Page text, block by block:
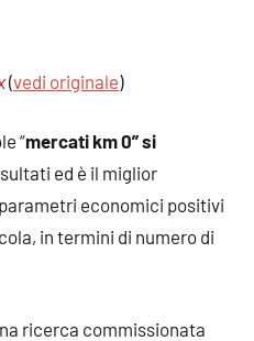
(vedi originale)
“mercati km 0” si
ed è il miglior
economici positivi
in termini di numero di
ricerca commissionata